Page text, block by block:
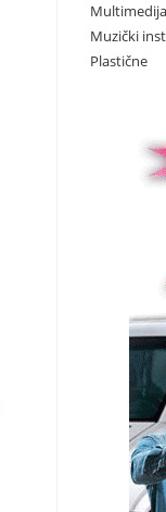
Muzički
Plastične